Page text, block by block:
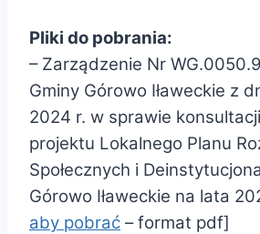
Pliki do pobrania:
– Zarządzenie Nr
Gminy Górowo Iławeckie z
2024 r. w sprawie
projektu Lokalnego Planu
Społecznych i
Górowo Iławeckie na lata
aby pobrać – format pdf]